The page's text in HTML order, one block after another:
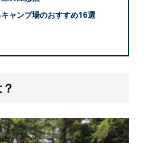
ャンプ場のおすすめ16選